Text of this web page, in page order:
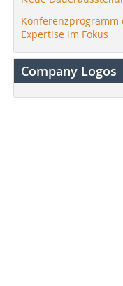
Expertise im Fokus
Company Logos